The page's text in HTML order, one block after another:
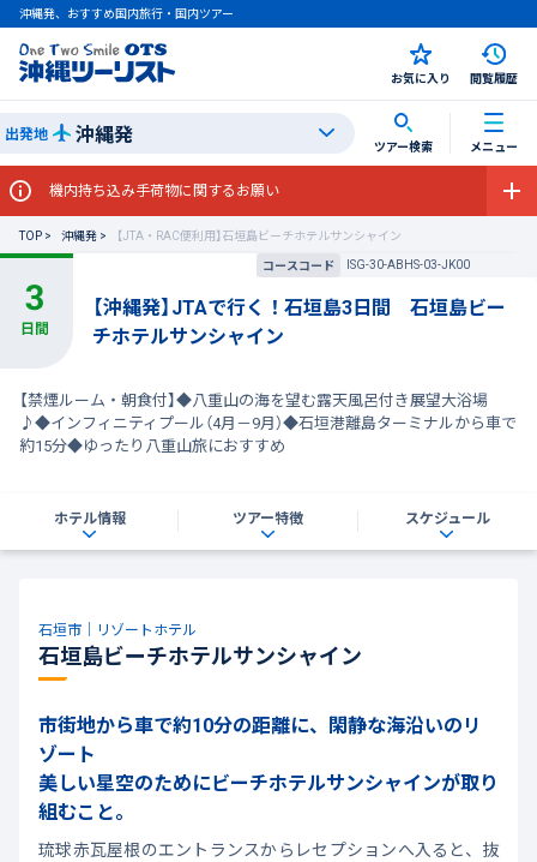
沖縄発、おすすめ国内旅行・国内ツアー
お気に入り 閲覧履歴
出発地 沖縄発 ツアー検索 メニュー
機内持ち込み手荷物に関するお願い
TOP 沖縄発
【JTA・RAC便利用】石垣島ビーチホテルサンシャイン
コースコード
ISG-30-ABHS-03-JK00
【沖縄発】JTAで行く！石垣島3日間 石垣島ビー
チホテルサンシャイン
【禁煙ルーム・朝食付】◆八重山の海を望む露天風呂付き展望大浴場
♪◆インフィニティプール（4月－9月）◆石垣港離島ターミナルから車で
約15分◆ゆったり八重山旅におすすめ
ホテル情報 ツアー特徴 スケジュール
石垣市｜リゾートホテル
石垣島ビーチホテルサンシャイン
市街地から車で約10分の距離に、閑静な海沿いのリ
ゾート
美しい星空のためにビーチホテルサンシャインが取り
組むこと。
琉球赤瓦屋根のエントランスからレセプションへ入ると、抜